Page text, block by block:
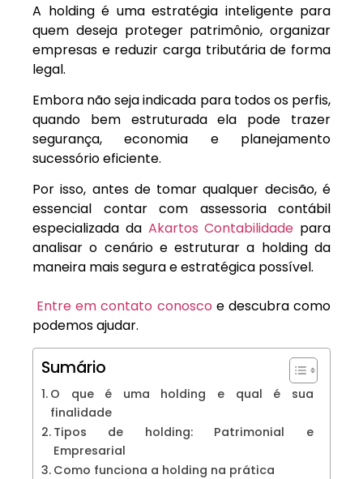
A holding é uma estratégia inteligente para
quem deseja proteger patrimônio, organizar
empresas e reduzir carga tributária de forma
legal.
Embora não seja indicada para todos os perfis,
quando bem estruturada ela pode trazer
segurança, economia e planejamento
sucessório eficiente.
Por isso, antes de tomar qualquer decisão, é
essencial contar com assessoria contábil
especializada da Akartos Contabilidade para
analisar o cenário e estruturar a holding da
maneira mais segura e estratégica possível.
Entre em contato conosco e descubra como
podemos ajudar.
Sumário
O que é uma holding e qual é sua
finalidade
Tipos de holding: Patrimonial e
Empresarial
Como funciona a holding na prática